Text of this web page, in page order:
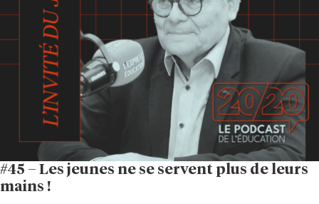
#45 – Les jeunes ne se servent plus de leurs
mains !